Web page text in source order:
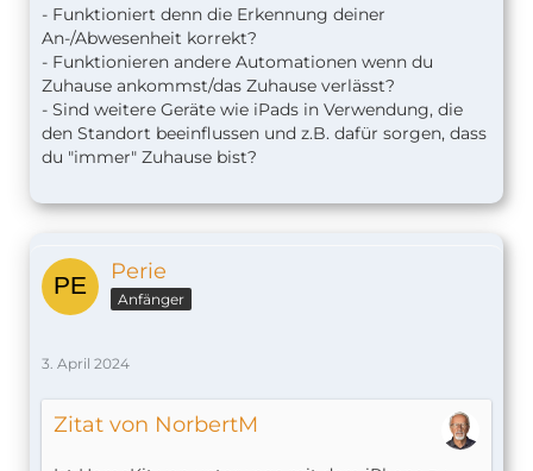
- Funktioniert denn die Erkennung deiner
An-/Abwesenheit korrekt?
- Funktionieren andere Automationen wenn du
Zuhause ankommst/das Zuhause verlässt?
- Sind weitere Geräte wie iPads in Verwendung, die
den Standort beeinflussen und z.B. dafür sorgen, dass
du "immer" Zuhause bist?
Perie
Anfänger
3. April 2024
Zitat von NorbertM